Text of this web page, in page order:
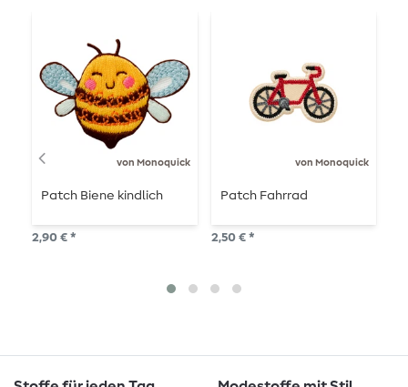
von Monoquick
Patch Biene kindlich
2,90 € *
von Monoquick
Patch Fahrrad
2,50 € *